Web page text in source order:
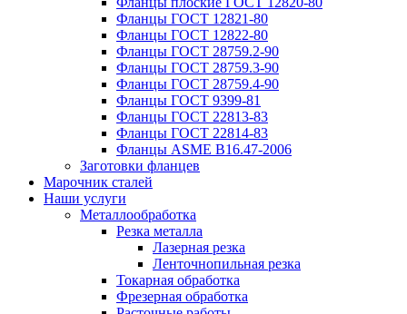
Фланцы ГОСТ 12821-80
Фланцы ГОСТ 12822-80
Фланцы ГОСТ 28759.2-90
Фланцы ГОСТ 28759.3-90
Фланцы ГОСТ 28759.4-90
Фланцы ГОСТ 9399-81
Фланцы ГОСТ 22813-83
Фланцы ГОСТ 22814-83
Фланцы ASME B16.47-2006
Заготовки фланцев
Марочник сталей
Наши услуги
Металлообработка
Резка металла
Лазерная резка
Ленточнопильная резка
Токарная обработка
Фрезерная обработка